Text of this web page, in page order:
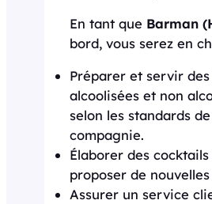
En tant que Barman
bord, vous serez en
Préparer et servir des
alcoolisées et non
selon les standards
compagnie.
Élaborer des
proposer de
Assurer un service